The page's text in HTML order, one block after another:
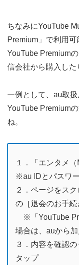
ちなみにYouTube
Premium」で利用可
YouTube Premium
信会社から購入した
一例として、au取
YouTube Premium
ね。
１．「エンタメ（
※au IDとパスワ
２．ページをス
の［退会のお手
※「YouTube
場合は、auから
３．内容を確認
タップ